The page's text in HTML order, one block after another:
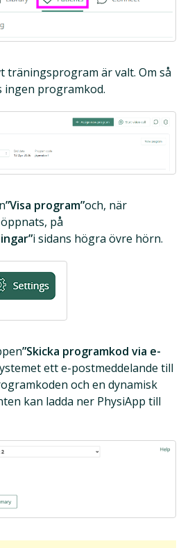
träningsprogram är valt. Om så
ingen programkod.
”Visa program”och, när
på
i sidans högra övre hörn.
”Skicka programkod via e-
ett e-postmeddelande till
och en dynamisk
kan ladda ner PhysiApp till